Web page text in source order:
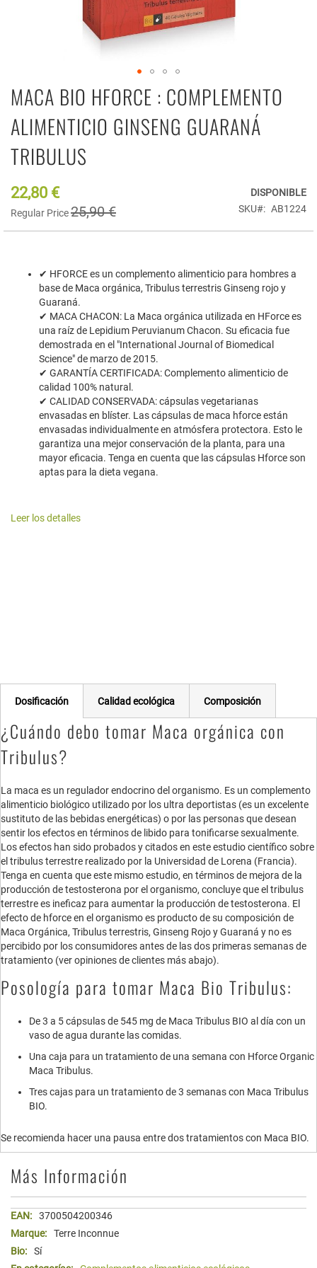
MACA BIO HFORCE : COMPLEMENTO
ALIMENTICIO GINSENG GUARANÁ
TRIBULUS
Special
22,80 €
Regular Price25,90 €
DISPONIBLE
SKU
AB1224
✔ HFORCE es un complemento alimenticio para hombres a
base de Maca orgánica, Tribulus terrestris Ginseng rojo y
Guaraná.
✔ MACA CHACON: La Maca orgánica utilizada en HForce es
una raíz de Lepidium Peruvianum Chacon. Su eficacia fue
demostrada en el "International Journal of Biomedical
Science" de marzo de 2015.
✔ GARANTÍA CERTIFICADA: Complemento alimenticio de
calidad 100% natural.
✔ CALIDAD CONSERVADA: cápsulas vegetarianas
envasadas en blíster. Las cápsulas de maca hforce están
envasadas individualmente en atmósfera protectora. Esto le
garantiza una mejor conservación de la planta, para una
mayor eficacia. Tenga en cuenta que las cápsulas Hforce son
aptas para la dieta vegana.
Leer los detalles
Saltar
al
comienzo
de
galería
imágenes
Dosificación Calidad ecológica Composición
¿Cuándo debo tomar Maca orgánica con
Tribulus?
La maca es un regulador endocrino del organismo. Es un complemento
alimenticio biológico utilizado por los ultra deportistas (es un excelente
sustituto de las bebidas energéticas) o por las personas que desean
sentir los efectos en términos de libido para tonificarse sexualmente.
Los efectos han sido probados y citados en este estudio científico sobre
el tribulus terrestre realizado por la Universidad de Lorena (Francia).
Tenga en cuenta que este mismo estudio, en términos de mejora de la
producción de testosterona por el organismo, concluye que el tribulus
terrestre es ineficaz para aumentar la producción de testosterona. El
efecto de hforce en el organismo es producto de su composición de
Maca Orgánica, Tribulus terrestris, Ginseng Rojo y Guaraná y no es
percibido por los consumidores antes de las dos primeras semanas de
tratamiento (ver opiniones de clientes más abajo).
Posología para tomar Maca Bio Tribulus:
De 3 a 5 cápsulas de 545 mg de Maca Tribulus BIO al día con un
vaso de agua durante las comidas.
Una caja para un tratamiento de una semana con Hforce Organic
Maca Tribulus.
Tres cajas para un tratamiento de 3 semanas con Maca Tribulus
BIO.
Se recomienda hacer una pausa entre dos tratamientos con Maca BIO.
Más Información
Más
Información
3700504200346
Terre Inconnue
Sí